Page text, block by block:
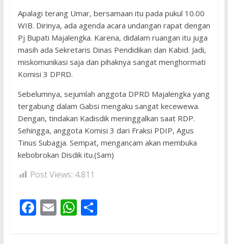
Apalagi terang Umar, bersamaan itu pada pukul 10.00
WIB. Dirinya, ada agenda acara undangan rapat dengan
Pj Bupati Majalengka. Karena, didalam ruangan itu juga
masih ada Sekretaris Dinas Pendidikan dan Kabid. Jadi,
miskomunikasi saja dan pihaknya sangat menghormati
Komisi 3 DPRD.
Sebelumnya, sejumlah anggota DPRD Majalengka yang
tergabung dalam Gabsi mengaku sangat kecewewa.
Dengan, tindakan Kadisdik meninggalkan saat RDP.
Sehingga, anggota Komisi 3 dari Fraksi PDIP, Agus
Tinus Subagja. Sempat, mengancam akan membuka
kebobrokan Disdik itu.(Sam)
Post Views: 4.811
F E W S